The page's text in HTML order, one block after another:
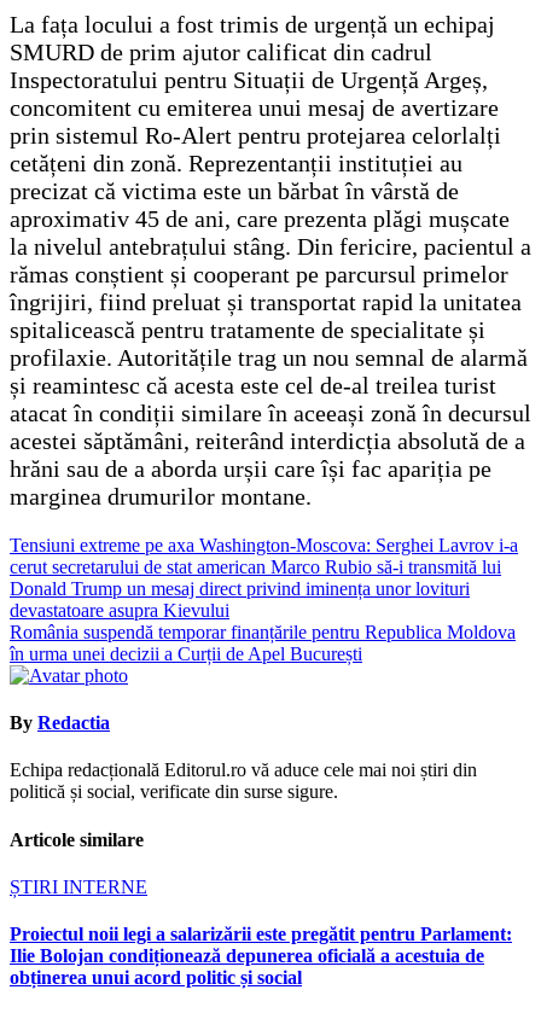
La fața locului a fost trimis de urgență un echipaj
SMURD de prim ajutor calificat din cadrul
Inspectoratului pentru Situații de Urgență Argeș,
concomitent cu emiterea unui mesaj de avertizare
prin sistemul Ro-Alert pentru protejarea celorlalți
cetățeni din zonă. Reprezentanții instituției au
precizat că victima este un bărbat în vârstă de
aproximativ 45 de ani, care prezenta plăgi mușcate
la nivelul antebrațului stâng. Din fericire, pacientul a
rămas conștient și cooperant pe parcursul primelor
îngrijiri, fiind preluat și transportat rapid la unitatea
spitalicească pentru tratamente de specialitate și
profilaxie. Autoritățile trag un nou semnal de alarmă
și reamintesc că acesta este cel de-al treilea turist
atacat în condiții similare în aceeași zonă în decursul
acestei săptămâni, reiterând interdicția absolută de a
hrăni sau de a aborda urșii care își fac apariția pe
marginea drumurilor montane.
Navigare
în
articole
Tensiuni extreme pe axa Washington-Moscova: Serghei Lavrov i-a
cerut secretarului de stat american Marco Rubio să-i transmită lui
Donald Trump un mesaj direct privind iminența unor lovituri
devastatoare asupra Kievului
România suspendă temporar finanțările pentru Republica Moldova
în urma unei decizii a Curții de Apel București
By Redactia
Echipa redacțională Editorul.ro vă aduce cele mai noi știri din
politică și social, verificate din surse sigure.
Articole similare
ȘTIRI INTERNE
Proiectul noii legi a salarizării este pregătit pentru Parlament:
Ilie Bolojan condiționează depunerea oficială a acestuia de
obținerea unui acord politic și social